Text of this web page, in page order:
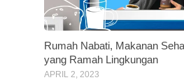
Rumah Nabati, Makanan
yang Ramah Lingkungan
APRIL 2, 2023